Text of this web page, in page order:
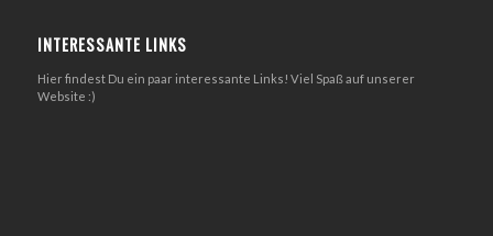
INTERESSANTE LINKS
Hier findest Du ein paar interessante Links! Viel Spaß auf unserer
Website :)